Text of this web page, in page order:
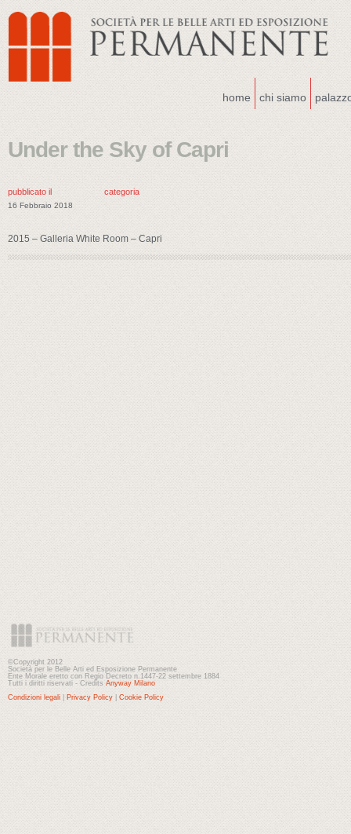
home chi siamo
Under the Sky of Capri
pubblicato il
16 Febbraio 2018
categoria
2015 – Galleria White Room – Capri
©Copyright 2012
Società per le Belle Arti ed Esposizione Permanente
Ente Morale eretto con Regio Decreto n.1447-22 settembre 1884
Tutti i diritti riservati - Credits Anyway Milano
Condizioni legali
Privacy Policy Cookie Policy